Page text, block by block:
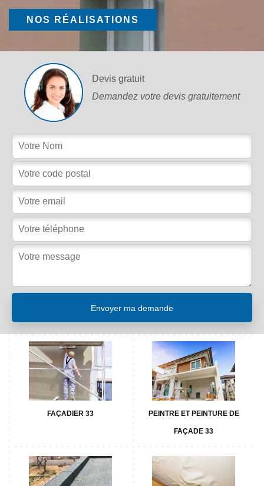
NOS RÉALISATIONS
Devis gratuit
Demandez votre devis gratuitement
FAÇADIER 33 PEINTRE ET PEINTURE DE
FAÇADE 33